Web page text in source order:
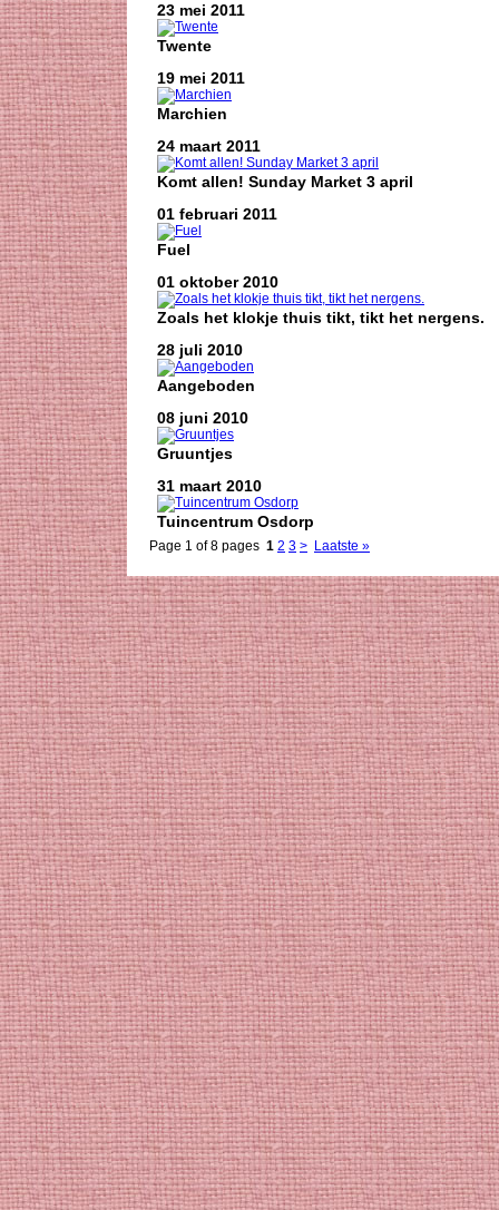
23 mei 2011
Twente
19 mei 2011
Marchien
24 maart 2011
Komt allen! Sunday Market 3 april
01 februari 2011
Fuel
01 oktober 2010
Zoals het klokje thuis tikt, tikt het nergens.
28 juli 2010
Aangeboden
08 juni 2010
Gruuntjes
31 maart 2010
Tuincentrum Osdorp
Page 1 of 8 pages 1 2 3 > Laatste »